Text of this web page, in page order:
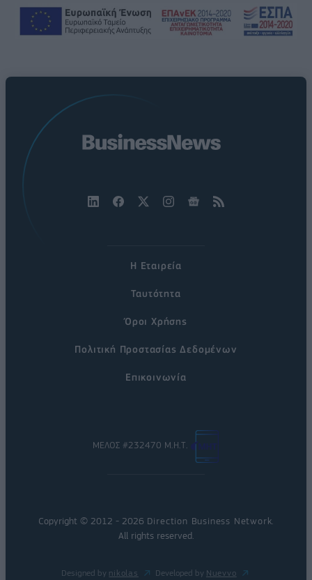
Η Εταιρεία
Ταυτότητα
Όροι Χρήσης
Πολιτική Προστασίας Δεδομένων
Επικοινωνία
ΜΕΛΟΣ #232470 Μ.Η.Τ.
Copyright © 2012 - 2026 Direction Business Network
All rights reserved.
Designed by nikolas Developed by Nuevvo